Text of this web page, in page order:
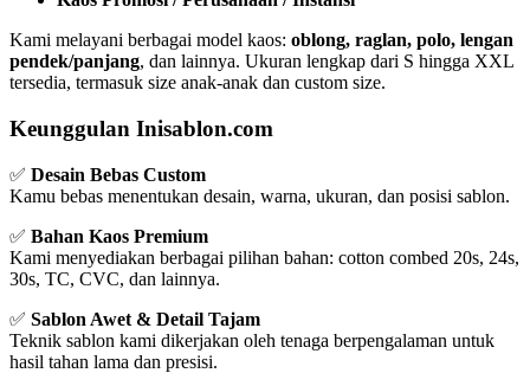
Kami melayani berbagai model kaos: oblong, raglan, polo, lengan
pendek/panjang, dan lainnya. Ukuran lengkap dari S hingga XXL
tersedia, termasuk size anak-anak dan custom size.
Keunggulan Inisablon.com
✅ Desain Bebas Custom
Kamu bebas menentukan desain, warna, ukuran, dan posisi sablon.
✅ Bahan Kaos Premium
Kami menyediakan berbagai pilihan bahan: cotton combed 20s, 24s,
30s, TC, CVC, dan lainnya.
✅ Sablon Awet & Detail Tajam
Teknik sablon kami dikerjakan oleh tenaga berpengalaman untuk
hasil tahan lama dan presisi.